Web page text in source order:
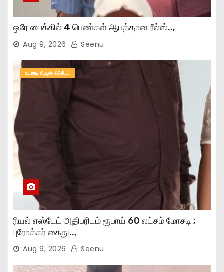
ஒரே பைக்கில் 4 பெண்கள் ஆபத்தான ரீல்ஸ்..,
Aug 9, 2026 Seenu
உடனடி நியூஸ் அப்டேட்
ரியல் எஸ்டேட் அதிபரிடம் ரூபாய் 60 லட்சம் மோசடி ;
புரோக்கர் கைது..,
Aug 9, 2026 Seenu